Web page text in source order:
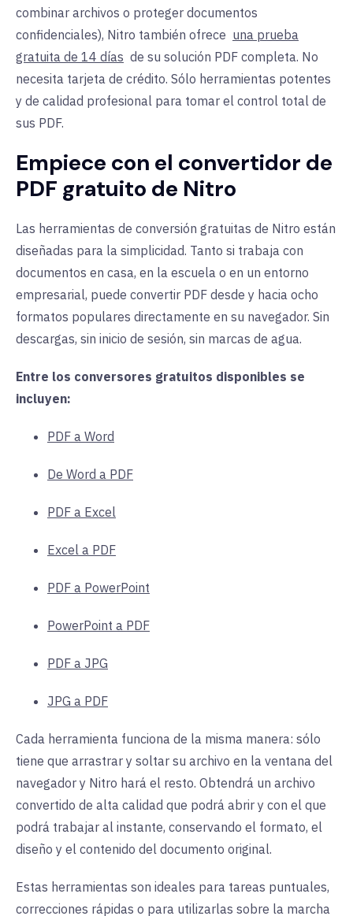
combinar archivos o proteger documentos
confidenciales), Nitro también ofrece una prueba
gratuita de 14 días de su solución PDF completa. No
necesita tarjeta de crédito. Sólo herramientas potentes
y de calidad profesional para tomar el control total de
sus PDF.
Empiece con el convertidor de
PDF gratuito de Nitro
Las herramientas de conversión gratuitas de Nitro están
diseñadas para la simplicidad. Tanto si trabaja con
documentos en casa, en la escuela o en un entorno
empresarial, puede convertir PDF desde y hacia ocho
formatos populares directamente en su navegador. Sin
descargas, sin inicio de sesión, sin marcas de agua.
Entre los conversores gratuitos disponibles se
incluyen:
PDF a Word
De Word a PDF
PDF a Excel
Excel a PDF
PDF a PowerPoint
PowerPoint a PDF
PDF a JPG
JPG a PDF
Cada herramienta funciona de la misma manera: sólo
tiene que arrastrar y soltar su archivo en la ventana del
navegador y Nitro hará el resto. Obtendrá un archivo
convertido de alta calidad que podrá abrir y con el que
podrá trabajar al instante, conservando el formato, el
diseño y el contenido del documento original.
Estas herramientas son ideales para tareas puntuales,
correcciones rápidas o para utilizarlas sobre la marcha